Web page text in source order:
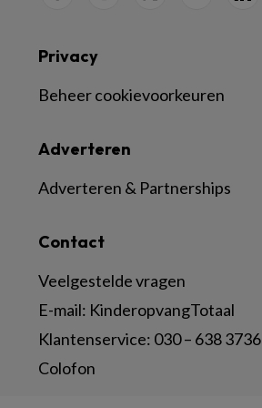
Contact
Veelgestelde vragen
E-mail: KinderopvangTotaal
Klantenservice: 030 – 638 3736
Colofon
Adverteren
Adverteren & Partnerships
Privacy
Beheer cookievoorkeuren